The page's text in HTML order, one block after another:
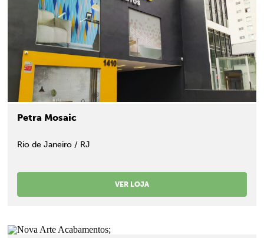
Petra Mosaic
Rio de Janeiro / RJ
VER LOJA
;